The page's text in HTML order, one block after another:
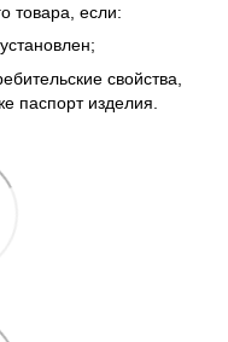
товара, если:
свойства,
паспорт изделия.